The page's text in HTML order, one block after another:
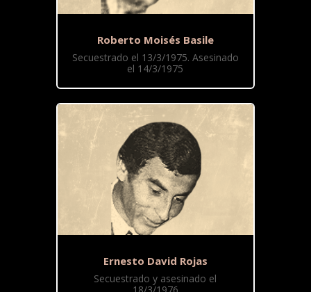
Roberto Moisés Basile
Secuestrado el 13/3/1975. Asesinado
el 14/3/1975
Ernesto David Rojas
Secuestrado y asesinado el